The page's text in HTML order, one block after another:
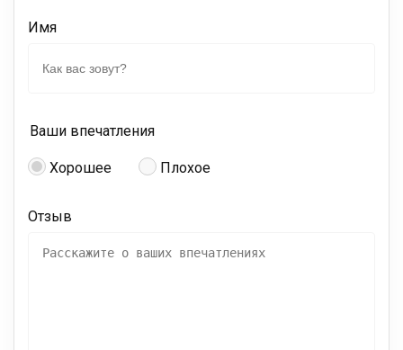
Имя
Ваши впечатления
Хорошее Плохое
Отзыв